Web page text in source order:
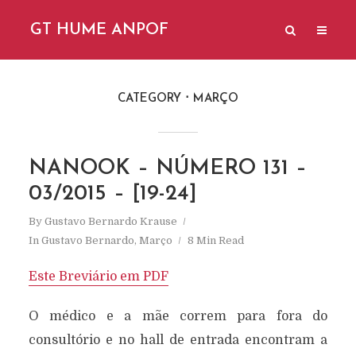
GT HUME ANPOF
CATEGORY MARÇO
NANOOK – NÚMERO 131 –
03/2015 – [19-24]
By Gustavo Bernardo Krause
In Gustavo Bernardo, Março 8 Min Read
Este Breviário em PDF
O médico e a mãe correm para fora do
consultório e no hall de entrada encontram a